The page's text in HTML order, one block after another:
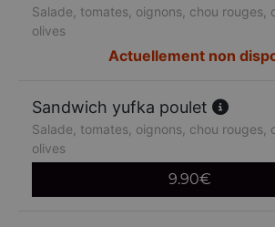
Salade, tomates, oignons, chou rouges,
olives
Actuellement non
Sandwich yufka poulet
Salade, tomates, oignons, chou rouges,
olives
9.90€